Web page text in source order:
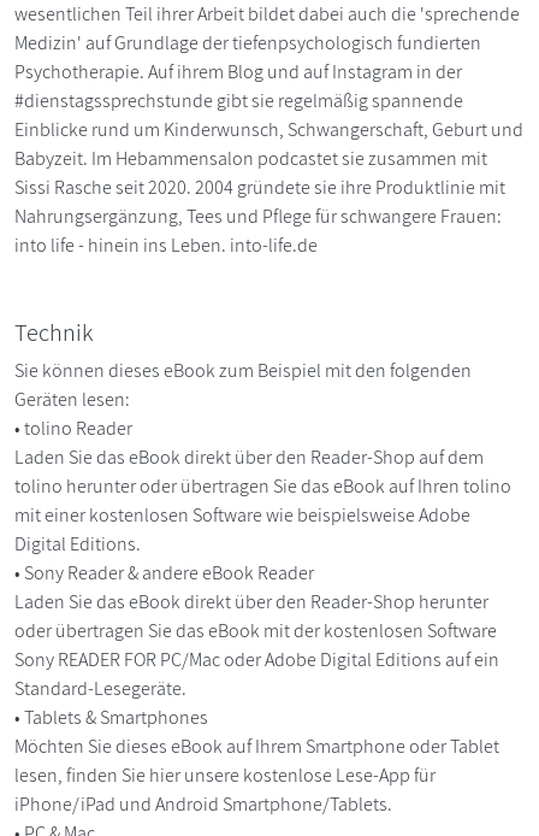
wesentlichen Teil ihrer Arbeit bildet dabei auch die 'sprechende
Medizin' auf Grundlage der tiefenpsychologisch fundierten
Psychotherapie. Auf ihrem Blog und auf Instagram in der
#dienstagssprechstunde gibt sie regelmäßig spannende
Einblicke rund um Kinderwunsch, Schwangerschaft, Geburt und
Babyzeit. Im Hebammensalon podcastet sie zusammen mit
Sissi Rasche seit 2020. 2004 gründete sie ihre Produktlinie mit
Nahrungsergänzung, Tees und Pflege für schwangere Frauen:
into life - hinein ins Leben. into-life.de
Technik
Sie können dieses eBook zum Beispiel mit den folgenden
Geräten lesen:
• tolino Reader
Laden Sie das eBook direkt über den Reader-Shop auf dem
tolino herunter oder übertragen Sie das eBook auf Ihren tolino
mit einer kostenlosen Software wie beispielsweise Adobe
Digital Editions.
• Sony Reader & andere eBook Reader
Laden Sie das eBook direkt über den Reader-Shop herunter
oder übertragen Sie das eBook mit der kostenlosen Software
Sony READER FOR PC/Mac oder Adobe Digital Editions auf ein
Standard-Lesegeräte.
• Tablets & Smartphones
Möchten Sie dieses eBook auf Ihrem Smartphone oder Tablet
lesen, finden Sie hier unsere kostenlose Lese-App für
iPhone/iPad und Android Smartphone/Tablets.